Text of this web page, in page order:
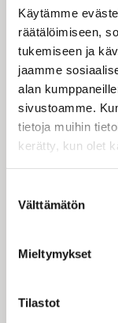
Käytämme
räätälöimiseen,
tukemiseen ja
jaamme
alan
sivustoamme.
tietoja muihin
kerätty, kun olet
valinta
Välttämätön
Mieltymykset
Tilastot
keskeisellä
kristityt
eri tavoin.
Kyllä
mitä
Kristillinen